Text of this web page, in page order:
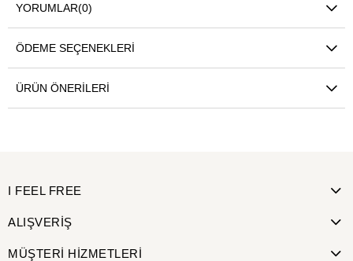
YORUMLAR(0)
ÖDEME SEÇENEKLERI
ÜRÜN ÖNERILERI
I FEEL FREE
ALIŞVERİŞ
MÜŞTERİ HİZMETLERİ